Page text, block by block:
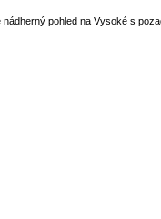
pohled na Vysoké s